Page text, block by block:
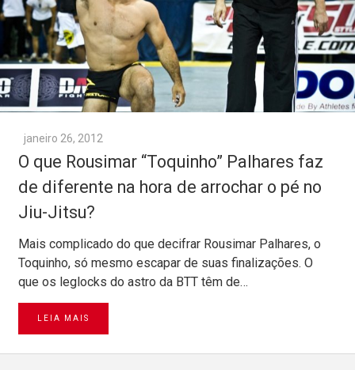
janeiro 26, 2012
O que Rousimar “Toquinho” Palhares faz
de diferente na hora de arrochar o pé no
Jiu-Jitsu?
Mais complicado do que decifrar Rousimar Palhares, o
Toquinho, só mesmo escapar de suas finalizações. O
que os leglocks do astro da BTT têm de…
LEIA MAIS